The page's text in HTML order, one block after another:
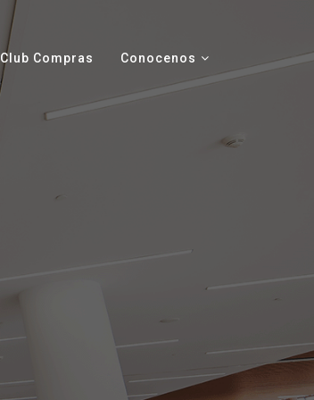
Club Compras Conocenos